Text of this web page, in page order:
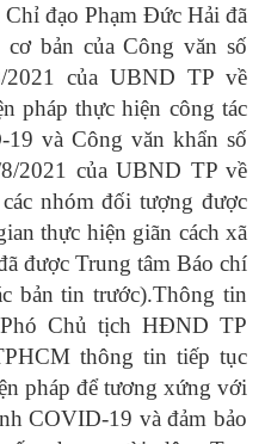
đạo Phạm Đức Hải đã
bản của Công văn số
của UBND TP về
pháp thực hiện công tác
và Công văn khẩn số
2021 của UBND TP về
nhóm đối tượng được
thực hiện giãn cách xã
được Trung tâm Báo chí
bản tin trước).Thông tin
Chủ tịch HĐND TP
thông tin tiếp tục
pháp để tương xứng với
COVID-19 và đảm bảo